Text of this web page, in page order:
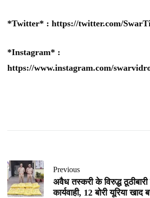
*Twitter* : https://twitter.com/
*Instagram* :
https://www.instagram.com/
Previous
अवैध तस्करी के विरुद्ध
कार्यवाही, 12 बोरी यूरिया खाद